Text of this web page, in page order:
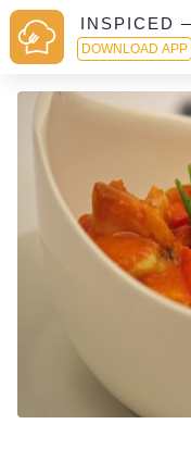
INSPICED
DOWNLOAD APP